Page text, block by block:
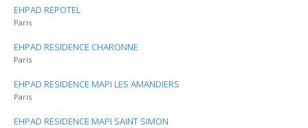
EHPAD REPOTEL
Paris
EHPAD RESIDENCE CHARONNE
Paris
EHPAD RESIDENCE MAPI LES AMANDIERS
Paris
EHPAD RESIDENCE MAPI SAINT SIMON